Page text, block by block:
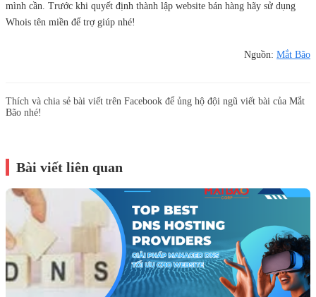
mình cần. Trước khi quyết định thành lập website bán hàng hãy sử dụng
Whois tên miền để trợ giúp nhé!
Nguồn: Mắt Bão
Thích và chia sẻ bài viết trên Facebook để ủng hộ đội ngũ viết bài của Mắt
Bão nhé!
Bài viết liên quan